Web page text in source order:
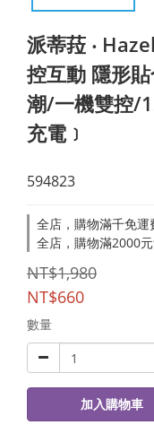
派蒂菈 ‧
控互動 隱形
潮/一機雙控/
充電﹞
594823
全店，購物滿千免運
全店，購物滿2000
NT$1,980
NT$660
數量
加入購物車